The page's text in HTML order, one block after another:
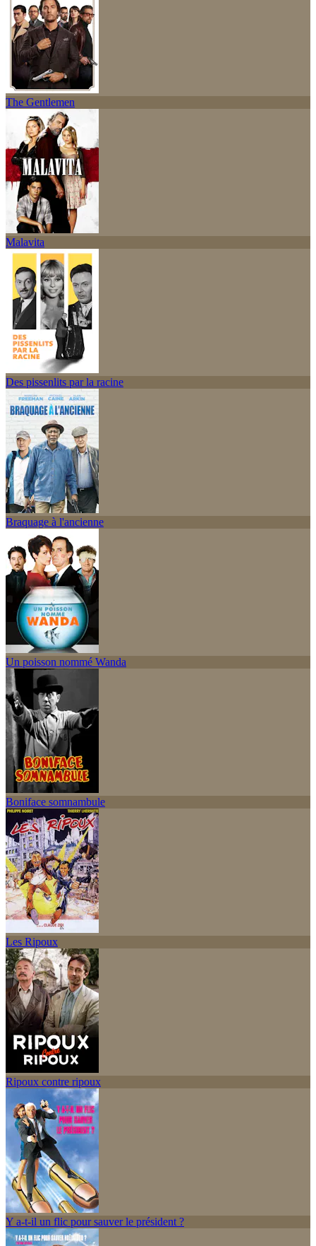
The Gentlemen
Malavita
Des pissenlits par la racine
Braquage à l'ancienne
Un poisson nommé Wanda
Boniface somnambule
Les Ripoux
Ripoux contre ripoux
Y a-t-il un flic pour sauver le président ?